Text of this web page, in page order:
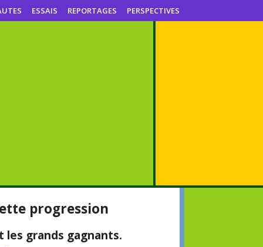
ESSAIS REPORTAGES PERSPECTIVES
progression
grands gagnants.